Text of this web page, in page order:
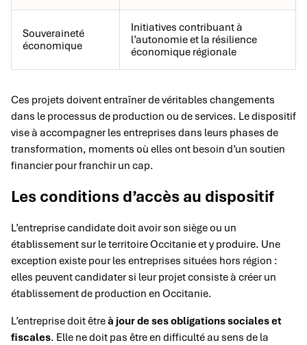
Souveraineté
économique
Initiatives contribuant à
l’autonomie et la résilience
économique régionale
Ces projets doivent entraîner de véritables changements
dans le processus de production ou de services. Le dispositif
vise à accompagner les entreprises dans leurs phases de
transformation, moments où elles ont besoin d’un soutien
financier pour franchir un cap.
Les conditions d’accès au dispositif
L’entreprise candidate doit avoir son siège ou un
établissement sur le territoire Occitanie et y produire. Une
exception existe pour les entreprises situées hors région :
elles peuvent candidater si leur projet consiste à créer un
établissement de production en Occitanie.
L’entreprise doit êtreà jour de ses obligations sociales et
fiscales. Elle ne doit pas être en difficulté au sens de la